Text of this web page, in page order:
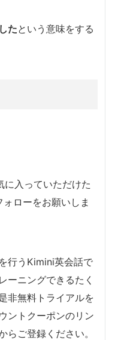
たという意味をする
入っていただけた
ローをお願いしま
行うKimini英会話で
ーニングできるたく
非無料トライアルを
ントクーポンのリン
らご登録ください。